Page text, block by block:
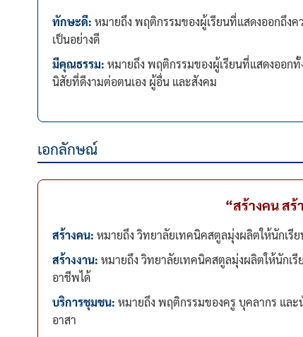
ทักษะดี: หมายถึง พฤติกรรมของผู้เรียนที่แสดงออกถึง
เป็นอย่างดี
มีคุณธรรม: หมายถึง พฤติกรรมของผู้เรียนที่แสดงออก
นิสัยที่ดีงามต่อตนเอง ผู้อื่น และสังคม
เอกลักษณ์
“สร้างคน สร้
สร้างคน: หมายถึง วิทยาลัยเทคนิคสตูลมุ่งผลิตให้นักเ
สร้างงาน: หมายถึง วิทยาลัยเทคนิคสตูลมุ่งผลิตให้นักเ
อาชีพได้
บริการชุมชน: หมายถึง พฤติกรรมของครู บุคลากร แล
อาสา